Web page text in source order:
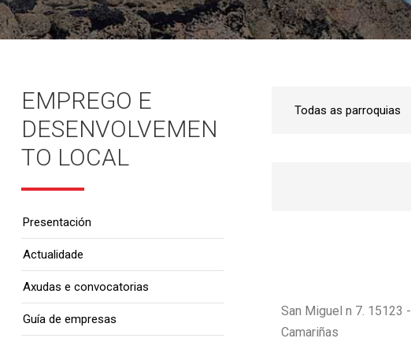
San Miguel n 7. 15123 -
Camariñas
EMPREGO E
DESENVOLVEMEN
TO LOCAL
Presentación
Actualidade
Axudas e convocatorias
Guía de empresas